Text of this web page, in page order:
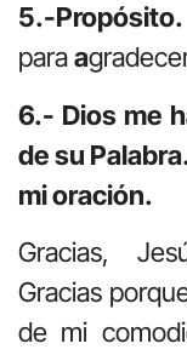
5.-Propósito.
paraa
6.- Dios me
de su
mi oración.
Gracias,
Gracias
de mi